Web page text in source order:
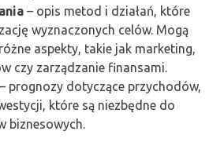
– opis metod i działań, które
wyznaczonych celów. Mogą
aspekty, takie jak marketing,
czy zarządzanie finansami.
– prognozy dotyczące przychodów,
które są niezbędne do
biznesowych.